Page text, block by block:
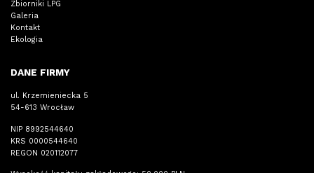
Zbiorniki LPG
Galeria
Kontakt
Ekologia
DANE FIRMY
ul. Krzemieniecka 5
54-613 Wrocław
NIP 8992544640
KRS 0000544640
REGON 020112077